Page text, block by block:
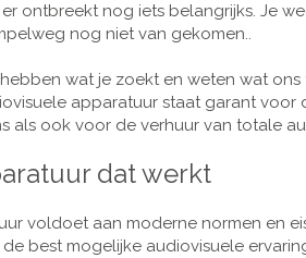
ontbreekt nog iets belangrijks. Je
nog niet van gekomen..
wat je zoekt en weten wat
apparatuur staat garant voor
als ook voor de verhuur van totale
dat werkt
voldoet aan moderne normen en
best mogelijke audiovisuele